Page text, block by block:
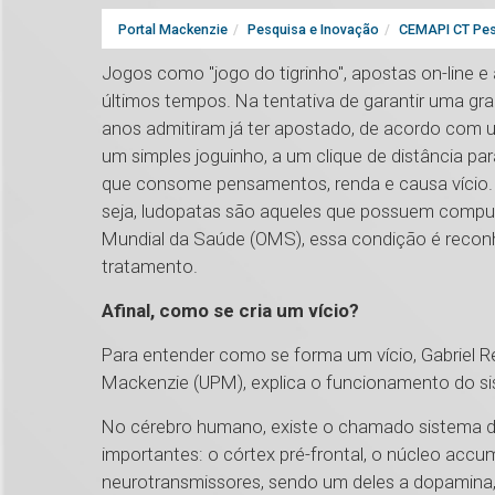
Portal Mackenzie Pesquisa e Inovação CEMAPI CT
Jogos como "jogo do tigrinho", apostas on-line
últimos tempos. Na tentativa de garantir uma
anos admitiram já ter apostado, de acordo com
um simples joguinho, a um clique de distância
que consome pensamentos, renda e causa
seja, ludopatas são aqueles que possuem
Mundial da Saúde (OMS), essa condição é
tratamento.
Afinal, como se cria um vício?
Para entender como se forma um vício, Gabriel
Mackenzie (UPM), explica o funcionamento do
No cérebro humano, existe o chamado sistema
importantes: o córtex pré-frontal, o núcleo
neurotransmissores, sendo um deles a